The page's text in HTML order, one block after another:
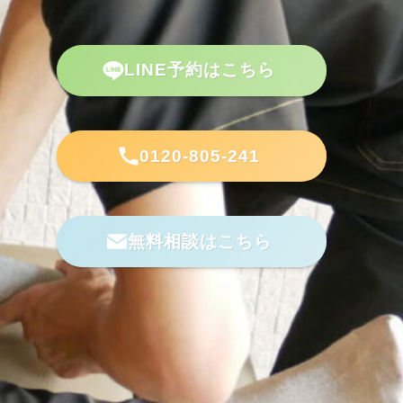
LINE予約はこちら
0120-805-241
無料相談はこちら
LINE予約はこちら
0120-805-241
無料相談はこちら
LINE予約はこちら
0120-805-241
無料相談はこちら
LINE予約はこちら
0120-805-241
無料相談はこちら
LINE予約はこちら
0120-805-241
無料相談はこちら